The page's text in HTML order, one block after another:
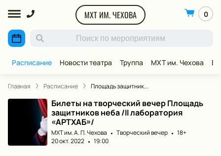
МХТ ИМ. ЧЕХОВА 0
Расписание Новости театра Труппа МХТ им. Чехова
Главная Расписание Площадь защитник...
Билеты на творческий вечер Площадь
защитников неба /II лаборатория
«АРТХАБ»/
МХТ им. А. П. Чехова Творческий вечер
18+
20 окт. 2022
19:00